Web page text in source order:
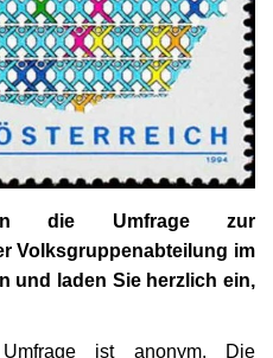
die Umfrage zur
Volksgruppenabteilung im
und laden Sie herzlich ein,
ist anonym. Die